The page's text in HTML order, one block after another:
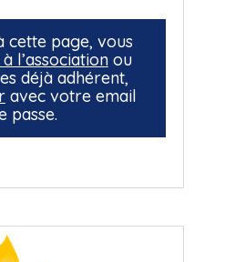
cette page, vous
l’associationou
déjà adhérent,
avec votre email
passe.